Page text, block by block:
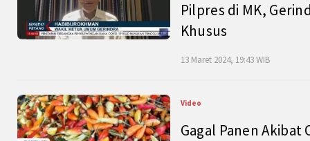
Pilpres di MK,
Khusus
13 Maret 2024, 19:43 WIB
Video
Gagal Panen Akibat